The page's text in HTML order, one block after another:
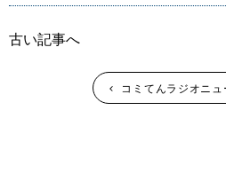
古い記事へ
コミてんラジオニュ